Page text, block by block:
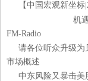
【中国宏观新坐
机
FM-Radio
请各位听众升级为
市场概述
中东风险又暴击美